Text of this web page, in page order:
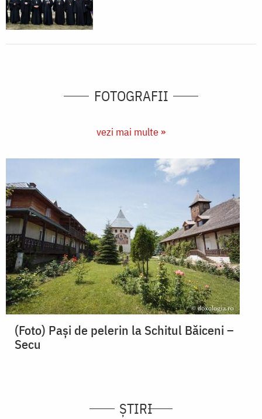
FOTOGRAFII
vezi mai multe »
(Foto) Pași de pelerin la Schitul Băiceni –
Secu
ȘTIRI